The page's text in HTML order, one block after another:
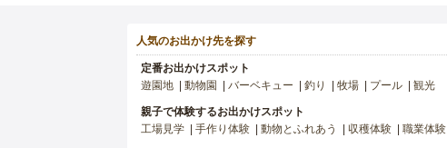
人気のお出かけ先を探す
定番お出かけスポット
遊園地
動物園 バーベキュー 釣り 牧場 プール 観光
親子で体験するお出かけスポット
工場見学
手作り体験 動物とふれあう 収穫体験 職業体験